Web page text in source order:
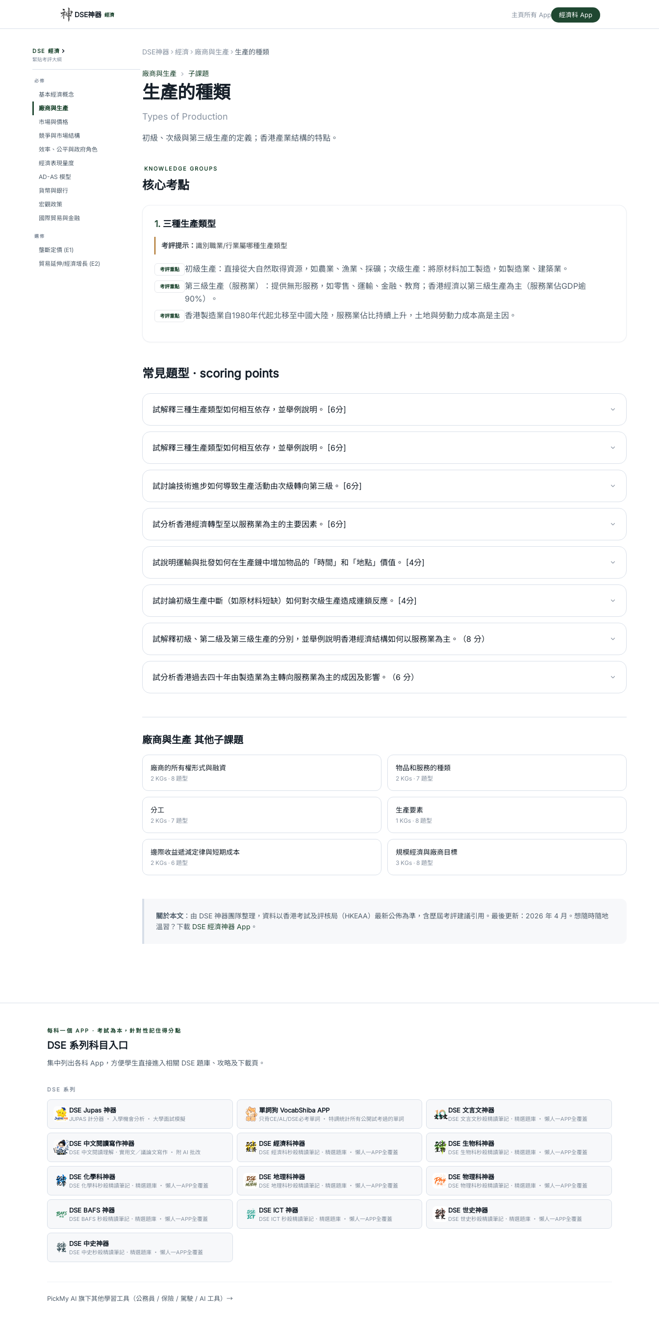
DSE神器 經濟 主頁所有 App 經濟科 App
DSE 經濟
緊貼考評大綱
必修
基本經濟概念
廠商與生產
市場與價格
競爭與市場結構
效率、公平與政府角色
經濟表現量度
AD-AS 模型
貨幣與銀行
宏觀政策
國際貿易與金融
選修
壟斷定價 (E1)
貿易延伸/經濟增長 (E2)
DSE神器 經濟 廠商與生產 生產的種類
廠商與生產 子課題
生產的種類
Types of Production
初級、次級與第三級生產的定義；香港產業結構的特點。
KNOWLEDGE GROUPS
核心考點
1. 三種生產類型
考評提示： 識別職業/行業屬哪種生產類型
考評重點 初級生產：直接從大自然取得資源，如農業、漁業、採礦；次級生產：將原材料加工製造，如製造業、建築業。
考評重點
第三級生產（服務業）：提供無形服務，如零售、運輸、金融、教育；香港經濟以第三級生產為主（服務業佔GDP逾
90%）。
考評重點 香港製造業自1980年代起北移至中國大陸，服務業佔比持續上升，土地與勞動力成本高是主因。
常見題型 · scoring points
試解釋三種生產類型如何相互依存，並舉例說明。 [6分]
試解釋三種生產類型如何相互依存，並舉例說明。 [6分]
試討論技術進步如何導致生產活動由次級轉向第三級。 [6分]
試分析香港經濟轉型至以服務業為主的主要因素。 [6分]
試說明運輸與批發如何在生產鏈中增加物品的「時間」和「地點」價值。 [4分]
試討論初級生產中斷（如原材料短缺）如何對次級生產造成連鎖反應。 [4分]
試解釋初級、第二級及第三級生產的分別，並舉例說明香港經濟結構如何以服務業為主。（8 分）
試分析香港過去四十年由製造業為主轉向服務業為主的成因及影響。（6 分）
廠商與生產 其他子課題
廠商的所有權形式與融資
2 KGs · 8 題型
物品和服務的種類
2 KGs · 7 題型
分工
2 KGs · 7 題型
生產要素
1 KGs · 8 題型
邊際收益遞減定律與短期成本
2 KGs · 6 題型
規模經濟與廠商目標
3 KGs · 8 題型
關於本文 ：由 DSE 神器團隊整理，資料以香港考試及評核局（HKEAA）最新公佈為準，含歷屆考評建議引用。最後更新：2026 年 4 月。想隨時隨地
溫習？下載 DSE 經濟神器 App 。
每科一個 APP · 考試為本，針對性記住得分點
DSE 系列科目入口
集中列出各科 App，方便學生直接進入相關 DSE 題庫、攻略及下載頁。
DSE 系列
DSE Jupas 神器
JUPAS 計分器 ・ 入學機會分析 ・ 大學面試模擬
單詞狗 VocabShiba APP
只背CE/AL/DSE必考單詞 ・ 特調統計所有公開試考過的單詞
DSE 文言文神器
DSE 文言文秒殺精讀筆記．精選題庫 ・ 懶人一APP全覆蓋
DSE 中文閱讀寫作神器
DSE 中文閱讀理解．實用文／議論文寫作 ・ 附 AI 批改
DSE 經濟科神器
DSE 經濟科秒殺精讀筆記．精選題庫 ・ 懶人一APP全覆蓋
DSE 生物科神器
DSE 生物科秒殺精讀筆記．精選題庫 ・ 懶人一APP全覆蓋
DSE 化學科神器
DSE 化學科秒殺精讀筆記．精選題庫 ・ 懶人一APP全覆蓋
DSE 地理科神器
DSE 地理科秒殺精讀筆記．精選題庫 ・ 懶人一APP全覆蓋
DSE 物理科神器
DSE 物理科秒殺精讀筆記．精選題庫 ・ 懶人一APP全覆蓋
DSE BAFS 神器
DSE BAFS 秒殺精讀筆記．精選題庫 ・ 懶人一APP全覆蓋
DSE ICT 神器
DSE ICT 秒殺精讀筆記．精選題庫 ・ 懶人一APP全覆蓋
DSE 世史神器
DSE 世史秒殺精讀筆記．精選題庫 ・ 懶人一APP全覆蓋
DSE 中史神器
DSE 中史秒殺精讀筆記．精選題庫 ・ 懶人一APP全覆蓋
PickMy AI 旗下其他學習工具（公務員 / 保險 / 駕駛 / AI 工具） →